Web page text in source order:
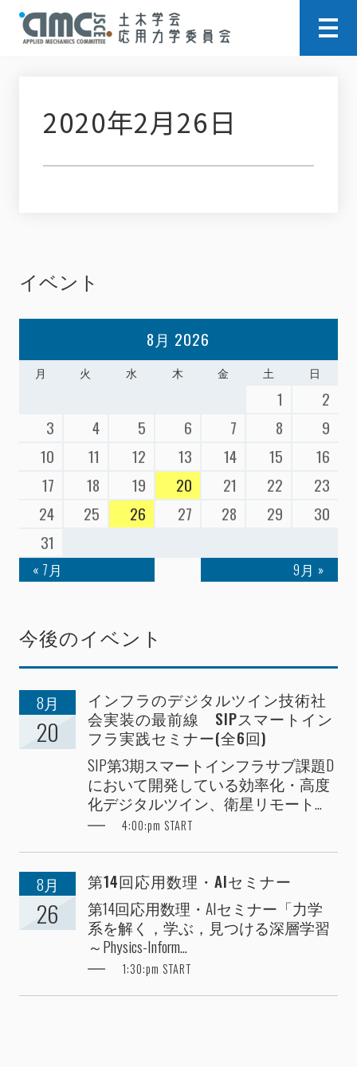
2020年2月26日
イベント
8月 2026
月 火 水 木 金 土 日
1
2
3
4 5 6 7 8
9
10
11 12 13 14 15
16
17
18 19 20 21 22
23
24
25 26 27 28 29
30
31
« 7月 9月 »
今後のイベント
8月
20
インフラのデジタルツイン技術社
会実装の最前線 SIPスマートイン
フラ実践セミナー(全6回)
SIP第3期スマートインフラサブ課題D
において開発している効率化・高度
化デジタルツイン、衛星リモート...
4:00:pm START
8月
26
第14回応用数理・AIセミナー
第14回応用数理・AIセミナー「力学
系を解く，学ぶ，見つける深層学習
～Physics-Inform...
1:30:pm START